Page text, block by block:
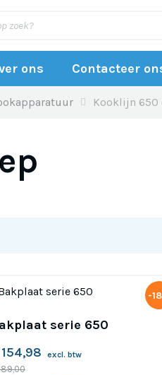
ons Contacteer
Kooklijn 650
-
serie 650
excl. btw